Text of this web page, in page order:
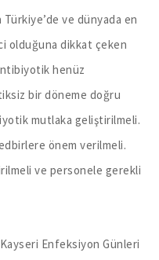
ve dünyada en
olduğuna dikkat çeken
henüz
bir döneme doğru
mutlaka geliştirilmeli.
önem verilmeli.
ve personele gerekli
Enfeksiyon Günleri